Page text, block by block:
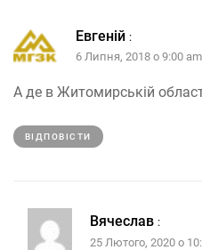
Евгеній :
6 Липня, 2018 о 9:00 am
А де в Житомирській
ВІДПОВІCТИ
Вячеслав :
25 Лютого, 2020 о